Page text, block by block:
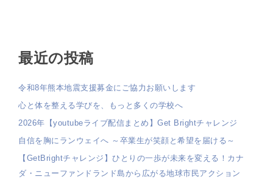
最近の投稿
令和8年熊本地震支援募金にご協力お願いします
心と体を整える学びを、もっと多くの学校へ
2026年【youtubeライブ配信まとめ】Get Brightチャレンジ
自信を胸にランウェイへ ～卒業生が笑顔と希望を届ける～
【GetBrightチャレンジ】ひとりの一歩が未来を変える！カナ
ダ・ニューファンドランド島から広がる地球市民アクション